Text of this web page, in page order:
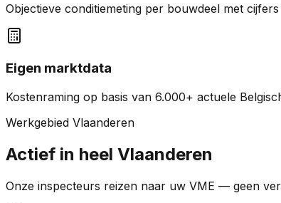
Objectieve conditiemeting per bouwdeel met
Eigen marktdata
Kostenraming op basis van 6.000+ actuele
Werkgebied Vlaanderen
Actief in heel Vlaanderen
Onze inspecteurs reizen naar uw VME — geen